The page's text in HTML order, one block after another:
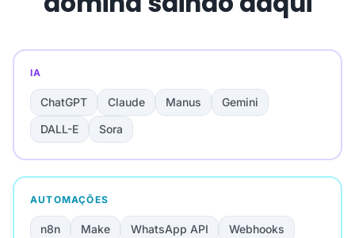
IA
ChatGPT Claude Manus
Gemini
DALL-E
Sora
AUTOMAÇÕES
n8n Make WhatsApp API
Webhooks